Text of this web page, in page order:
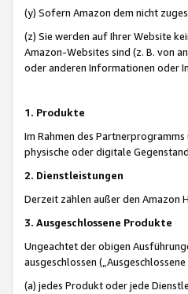
(y) Sofern Amazon dem nicht
(z) Sie werden auf Ihrer Website
Amazon-Websites sind (z. B. von
oder anderen Informationen oder
1. Produkte
Im Rahmen des
physische oder digitale
2. Dienstleistungen
Derzeit zählen außer den Amazon
3. Ausgeschlossene Produkte
Ungeachtet der obigen
ausgeschlossen
(a) jedes Produkt oder jede